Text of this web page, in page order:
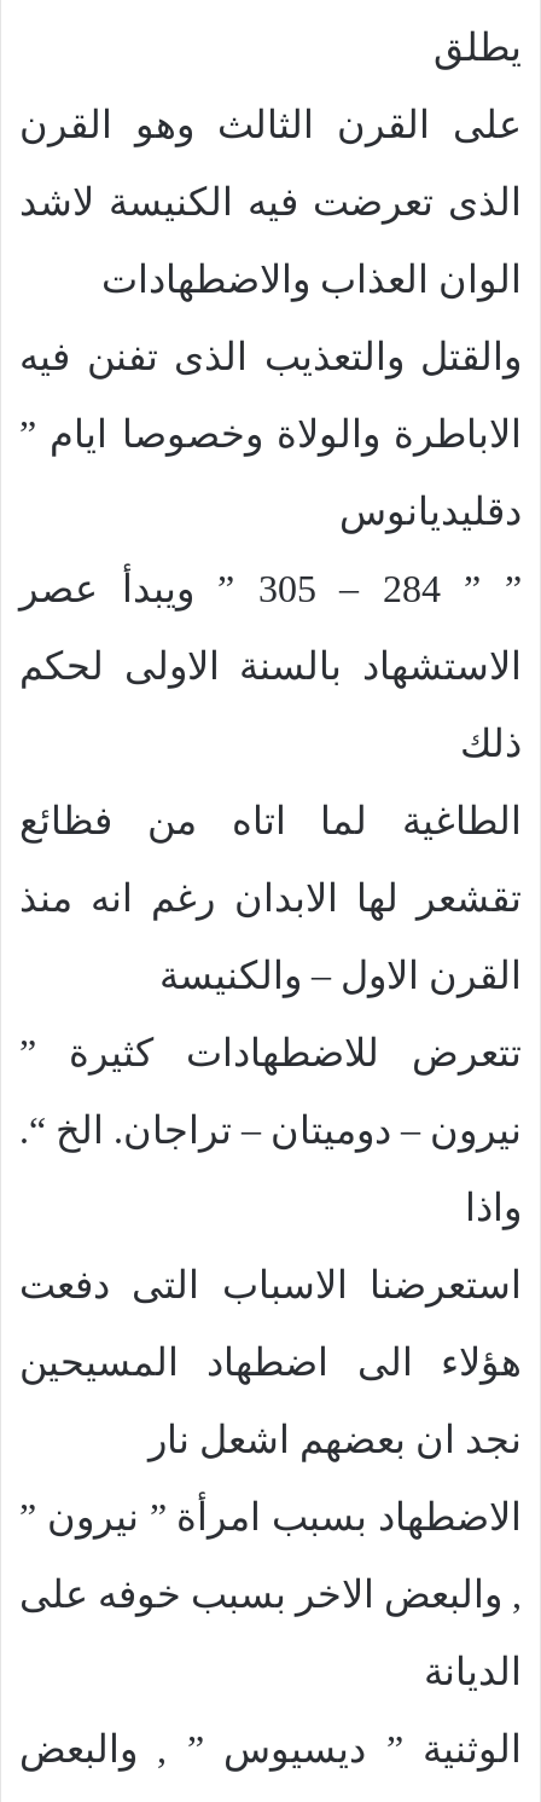
يطلق
على القرن الثالث وهو القرن
الذى تعرضت فيه الكنيسة لاشد
الوان العذاب والاضطهادات
والقتل والتعذيب الذى تفنن فيه
الاباطرة والولاة وخصوصا ايام ”
دقليديانوس
” ” 284 – 305 ” ويبدأ عصر
الاستشهاد بالسنة الاولى لحكم
ذلك
الطاغية لما اتاه من فظائع
تقشعر لها الابدان رغم انه منذ
القرن الاول – والكنيسة
تتعرض للاضطهادات كثيرة ”
نيرون – دوميتان – تراجان. الخ “.
واذا
استعرضنا الاسباب التى دفعت
هؤلاء الى اضطهاد المسيحين
نجد ان بعضهم اشعل نار
الاضطهاد بسبب امرأة ” نيرون ”
, والبعض الاخر بسبب خوفه على
الديانة
الوثنية ” ديسيوس ” , والبعض